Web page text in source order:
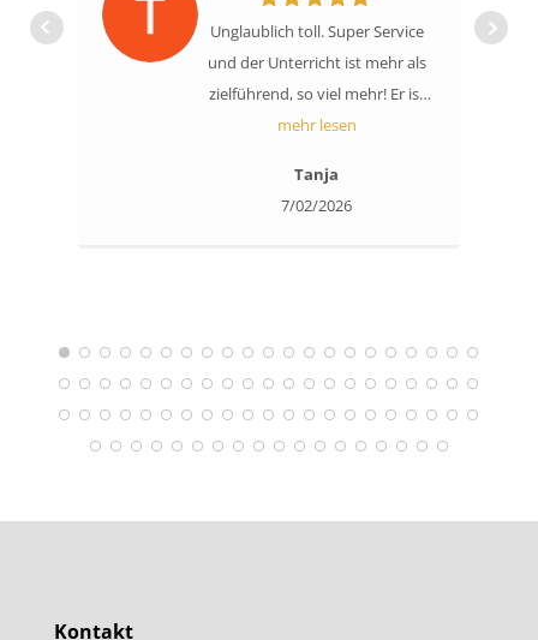
den Unterricht nur weiter
empfehlen.
Unglaublich toll. Super Service
und der Unterricht ist mehr als
zielführend, so viel mehr! Er ist
bereichernd und umfassend.
Atmen, sprechen, Haltung. Es
hilft mir in vielerlei Hinsicht. Ich
Tanja Ella Sollwedel und bin als
ella_soll und ella.official.2026 als
wahre Person aus Münster auf
Instagram.
mehr lesen
Tanja
7/02/2026
Kontakt